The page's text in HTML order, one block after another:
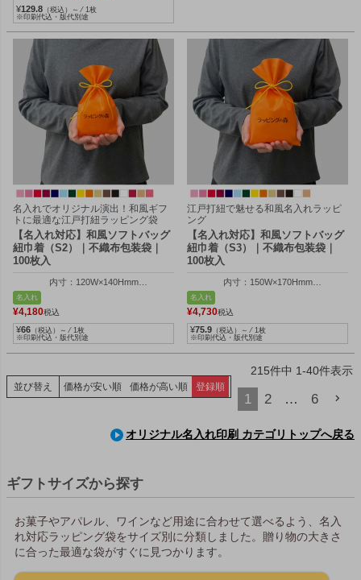
¥129.8 （税込）～ ⁄ 1枚
※印刷代込・版代別途
名入れでオリジナル演出！和風ギフ
トに最適な江戸打紐ラッピング袋
【名入れ対応】和風ソフトバッグ
紐巾着（S2）｜不織布包装袋｜
100枚入
内寸：120W×140Hmm
名入れ
¥4,180税込
¥66 （税込）～ ⁄ 1枚
※印刷代込・版代別途
江戸打紐で魅せる和風名入れラッピ
ング
【名入れ対応】和風ソフトバッグ
紐巾着（S3）｜不織布包装袋｜
100枚入
内寸：150W×170Hmm
名入れ
¥4,730税込
¥75.9 （税込）～ ⁄ 1枚
※印刷代込・版代別途
並び替え 価格が安い順 価格が高い順 登録順
215件中 1-40件表示
1 2 … 6
オリジナル名入れ印刷 カテゴリトップへ戻る
ギフトサイズから探す
お菓子やアパレル、ワインなど用途に合わせて選べるよう、名入
れ対応ラッピング袋をサイズ別に分類しました。贈り物の大きさ
に合った最適な袋がすぐに見つかります。